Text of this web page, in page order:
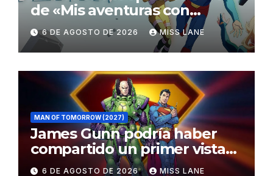
de «Mis aventuras con
Superman»
6 DE AGOSTO DE 2026 MISS LANE
MAN OF TOMORROW (2027)
James Gunn podría haber
compartido un primer vistazo
al traje de Brainiac
6 DE AGOSTO DE 2026 MISS LANE